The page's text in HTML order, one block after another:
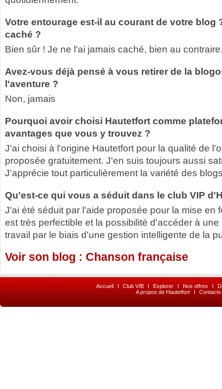
Votre entourage est-il au courant de votre blog
caché ?
Bien sûr ! Je ne l'ai jamais caché, bien au
Avez-vous déjà pensé à vous retirer de la
l'aventure ?
Non, jamais
Pourquoi avoir choisi Hautetfort comme
avantages que vous y trouvez ?
J'ai choisi à l'origine Hautetfort pour la qualité de
proposée gratuitement. J'en suis toujours aussi
J'apprécie tout particulièrement la variété des
Qu'est-ce qui vous a séduit dans le club VIP
J'ai été séduit par l'aide proposée pour la mise en
est très perfectible et la possibilité d'accéder à
travail par le biais d'une gestion intelligente de la
Voir son blog : Chanson française
Accueil I Club VIB I Explorer I Nos offres I
A propos de Hautetfort
I Contacts